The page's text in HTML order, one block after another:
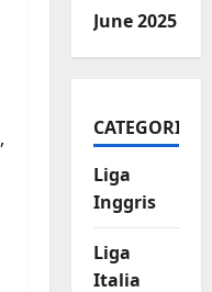
June 2025
CATEGORIES
Liga
Inggris
Liga
Italia